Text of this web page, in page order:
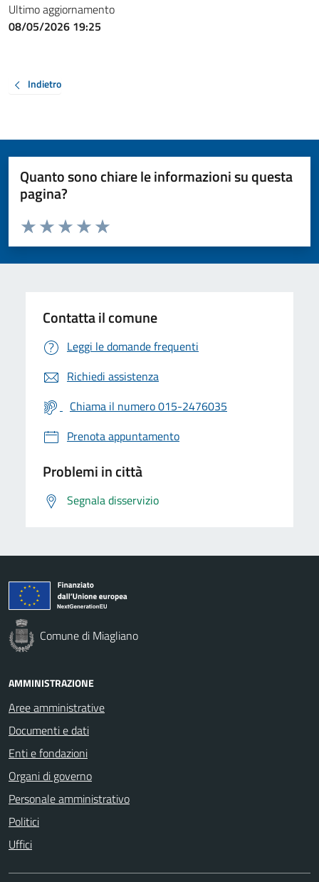
Ultimo aggiornamento
08/05/2026 19:25
Indietro
Quanto sono chiare le informazioni su questa
pagina?
Valuta da 1 a 5 stelle la pagina
Valuta 5 stelle su 5
Valuta 4 stelle su 5
Valuta 3 stelle su 5
Valuta 2 stelle su 5
Valuta 1 stelle su 5
Contatta il comune
Leggi le domande frequenti
Richiedi assistenza
Chiama il numero 015-2476035
Prenota appuntamento
Problemi in città
Segnala disservizio
Comune di Miagliano
AMMINISTRAZIONE
Aree amministrative
Documenti e dati
Enti e fondazioni
Organi di governo
Personale amministrativo
Politici
Uffici